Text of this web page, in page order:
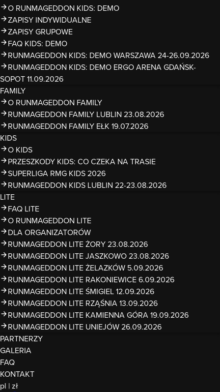
O RUNMAGEDDON KIDS: DEMO
ZAPISY INDYWIDUALNE
ZAPISY GRUPOWE
FAQ KIDS: DEMO
RUNMAGEDDON KIDS: DEMO WARSZAWA 24-26.09.2026
RUNMAGEDDON KIDS: DEMO ERGO ARENA GDAŃSK-
SOPOT 11.09.2026
FAMILY
O RUNMAGEDDON FAMILY
RUNMAGEDDON FAMILY LUBLIN 23.08.2026
RUNMAGEDDON FAMILY EŁK 19.07.2026
KIDS
O KIDS
PRZESZKODY KIDS: CO CZEKA NA TRASIE
SUPERLIGA RMG KIDS 2026
RUNMAGEDDON KIDS LUBLIN 22-23.08.2026
LITE
FAQ LITE
O RUNMAGEDDON LITE
DLA ORGANIZATORÓW
RUNMAGEDDON LITE ŻORY 23.08.2026
RUNMAGEDDON LITE JASZKOWO 23.08.2026
RUNMAGEDDON LITE ŻELAZKÓW 5.09.2026
RUNMAGEDDON LITE RAKONIEWICE 6.09.2026
RUNMAGEDDON LITE ŚMIGIEL 12.09.2026
RUNMAGEDDON LITE RZĄŚNIA 13.09.2026
RUNMAGEDDON LITE KAMIENNA GÓRA 19.09.2026
RUNMAGEDDON LITE UNIEJÓW 26.09.2026
PARTNERZY
GALERIA
FAQ
KONTAKT
pl |zł